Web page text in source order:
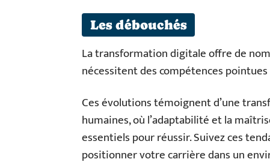
Les débouchés
La transformation digitale offre de
nécessitent des compétences
Ces évolutions témoignent d’une
humaines, où l’adaptabilité et la
essentiels pour réussir. Suivez ces
positionner votre carrière dans un